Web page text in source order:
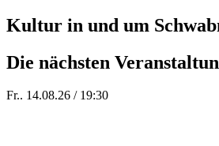
Kultur in und um
Die nächsten
Fr.. 14.08.26 / 19:30